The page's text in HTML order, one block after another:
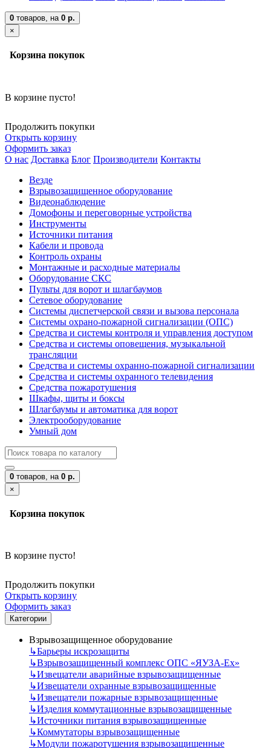
0 товаров, на 0 р.
×
Корзина покупок
В корзине пусто!
Продолжить покупки
Открыть корзину
Оформить заказ
О нас Доставка Блог Производители Контакты
Везде
Взрывозащищенное оборудование
Видеонаблюдение
Домофоны и переговорные устройства
Инструменты
Источники питания
Кабели и провода
Контроль охраны
Монтажные и расходные материалы
Оборудование СКС
Пульты для ворот и шлагбаумов
Сетевое оборудование
Системы диспетчерской связи и вызова персонала
Системы охрано-пожарной сигнализации (ОПС)
Средства и системы контроля и управления доступом
Средства и системы оповещения, музыкальной
трансляции
Средства и системы охранно-пожарной сигнализации
Средства и системы охранного телевидения
Средства пожаротушения
Шкафы, щиты и боксы
Шлагбаумы и автоматика для ворот
Электрооборудование
Умный дом
0 товаров, на 0 р.
×
Корзина покупок
В корзине пусто!
Продолжить покупки
Открыть корзину
Оформить заказ
Категории
Взрывозащищенное оборудование
↳Барьеры искрозащиты
↳Взрывозащищенный комплекс ОПС «ЯУЗА-Ех»
↳Извещатели аварийные взрывозащищенные
↳Извещатели охранные взрывозащищенные
↳Извещатели пожарные взрывозащищенные
↳Изделия коммутационные взрывозащищенные
↳Источники питания взрывозащищенные
↳Коммутаторы взрывозащищенные
↳Модули пожаротушения взрывозащищенные